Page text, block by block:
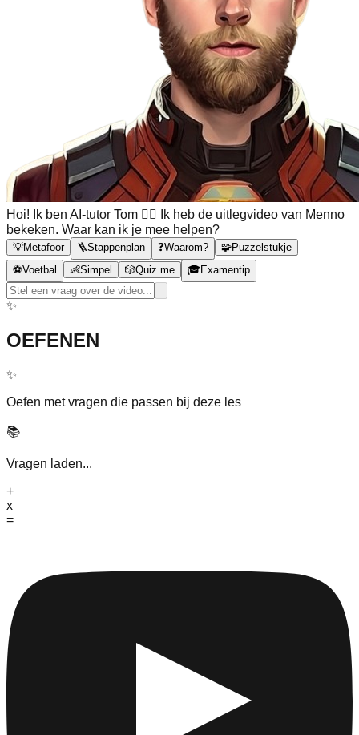
Hoi! Ik ben AI-tutor Tom 🙋‍♂️ Ik heb de uitlegvideo van Menno
bekeken. Waar kan ik je mee helpen?
💡Metafoor 🪜Stappenplan ❓Waarom? 🧩Puzzelstukje
⚽Voetbal 👶Simpel 🎲Quiz me 🎓Examentip
✨
OEFENEN
✨
Oefen met vragen die passen bij deze les
📚
Vragen laden...
+
x
=